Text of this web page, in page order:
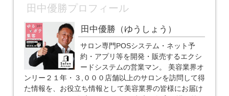
田中優勝プロフィール
田中優勝（ゆうしょう）
サロン専門POSシステム・ネット予
約・アプリ等を開発・販売するエクシ
ードシステムの営業マン。 美容業界オ
ンリー２１年・３,０００店舗以上のサロンを訪問して得
た情報を、お役立ち情報として美容業界の皆様にお届け